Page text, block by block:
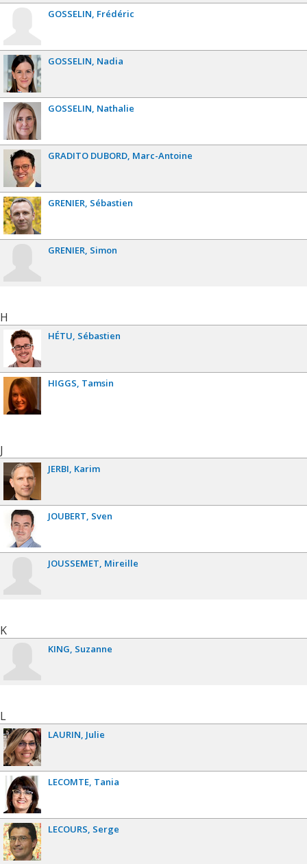
GOSSELIN Frédéric
GOSSELIN Nadia
GOSSELIN Nathalie
GRADITO DUBORD Marc-Antoine
GRENIER Sébastien
GRENIER Simon
H
HÉTU Sébastien
HIGGS Tamsin
J
JERBI Karim
JOUBERT Sven
JOUSSEMET Mireille
K
KING Suzanne
L
LAURIN Julie
LECOMTE Tania
LECOURS Serge